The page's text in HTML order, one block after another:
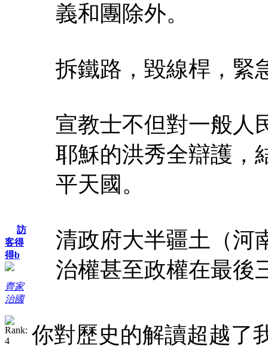
訪
客得
得b
齊家
治國
義和團除外。
拆鐵路，毀線桿，緊
宣教士不但對一般人
耶穌的洪秀全辯護，
平天國。
清政府大半疆土（河
治權甚至政權在最後
你對歷史的解讀超越了